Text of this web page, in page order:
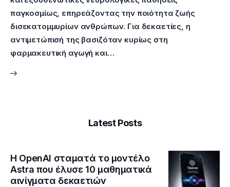
παγκοσμίως, επηρεάζοντας την ποιότητα ζωής
δισεκατομμυρίων ανθρώπων. Για δεκαετίες, η
αντιμετώπισή της βασιζόταν κυρίως στη
φαρμακευτική αγωγή και…
Latest Posts
Η OpenAI σταματά το μοντέλο
Astra που έλυσε 10 μαθηματικά
αινίγματα δεκαετιών